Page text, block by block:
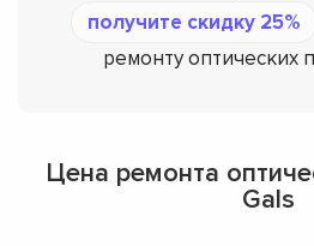
получите скидку 25%
ремонту оптических
Цена ремонта
Gals